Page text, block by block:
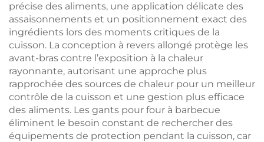
précise des aliments, une application délicate des
assaisonnements et un positionnement exact des
ingrédients lors des moments critiques de la
cuisson. La conception à revers allongé protège les
avant-bras contre l’exposition à la chaleur
rayonnante, autorisant une approche plus
rapprochée des sources de chaleur pour un meilleur
contrôle de la cuisson et une gestion plus efficace
des aliments. Les gants pour four à barbecue
éliminent le besoin constant de rechercher des
équipements de protection pendant la cuisson, car